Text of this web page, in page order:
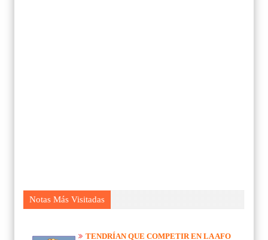
Notas Más Visitadas
TENDRÍAN QUE COMPETIR EN LA AFO